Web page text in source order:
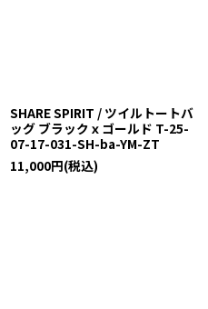
SHARE SPIRIT / ツイルトートバ
ッグ ブラックｘゴールド T-25-
07-17-031-SH-ba-YM-ZT
11,000円(税込)